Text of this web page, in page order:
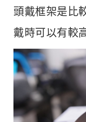
頭戴框架是比
戴時可以有較